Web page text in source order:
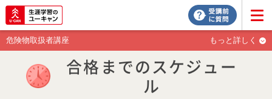
危険物取扱者講座 もっと詳しく
合格までのスケジュー
ル